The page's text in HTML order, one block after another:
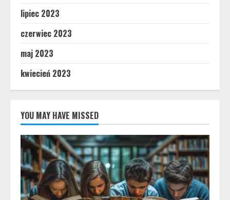
lipiec 2023
czerwiec 2023
maj 2023
kwiecień 2023
YOU MAY HAVE MISSED